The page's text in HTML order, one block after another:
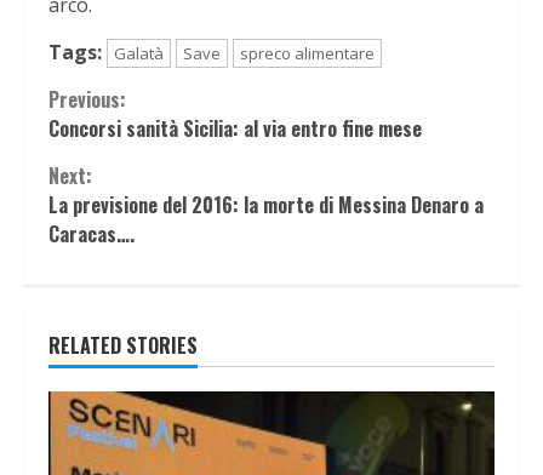
Tags:
Galatà Save spreco alimentare
Continue
Reading
Previous:
Concorsi sanità Sicilia: al via entro fine mese
Next:
La previsione del 2016: la morte di Messina Denaro a
Caracas….
RELATED STORIES